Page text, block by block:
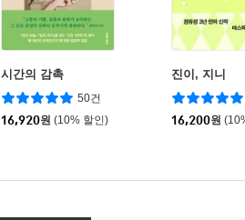
시간의 감촉
50건
16,920원 (10% 할인)
진이, 지니
16,200원